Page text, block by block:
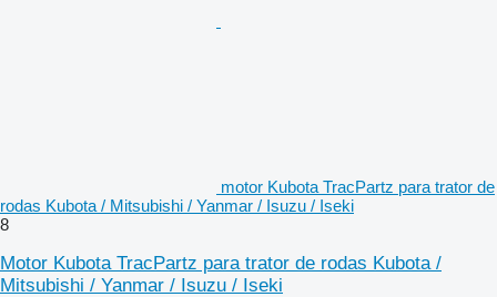
motor Kubota TracPartz para trator de
rodas Kubota / Mitsubishi / Yanmar / Isuzu / Iseki
8
Motor Kubota TracPartz para trator de rodas Kubota /
Mitsubishi / Yanmar / Isuzu / Iseki